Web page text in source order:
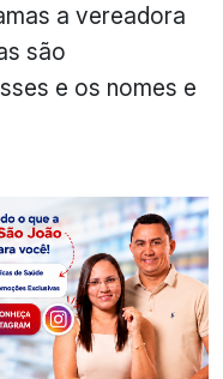
a vereadora
são
e os nomes e